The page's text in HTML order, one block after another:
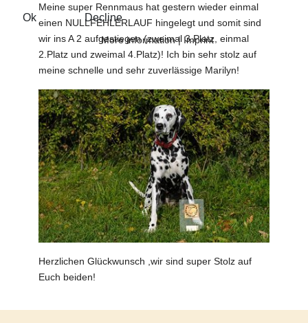
Meine super Rennmaus hat gestern wieder einmal
einen NULLFEHLERLAUF hingelegt und somit sind
wir ins A 2 aufgestiegen (zweimal 3.Platz, einmal
2.Platz und zweimal 4.Platz)! Ich bin sehr stolz auf
meine schnelle und sehr zuverlässige Marilyn!
Herzlichen Glückwunsch ,wir sind super Stolz auf
Euch beiden!
Ok Decline
More information|Imprint